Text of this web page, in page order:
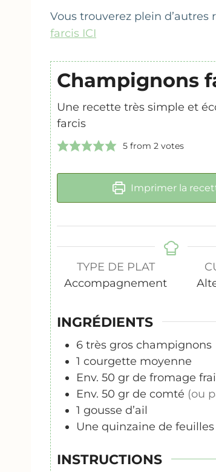
Vous trouverez plein
farcis ICI
Champignons
Une recette très simple et
farcis
5from 2votes
Imprimer la
TYPE DE PLAT
Accompagnement
INGRÉDIENTS
6 très gros champignons
1 courgette moyenne
Env. 50 gr de fromage
Env. 50 gr de comté (ou
1 gousse d’ail
Une quinzaine de
INSTRUCTIONS